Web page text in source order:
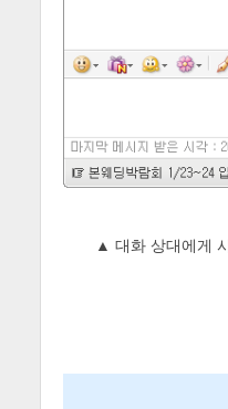
▲ 대화 상대에게